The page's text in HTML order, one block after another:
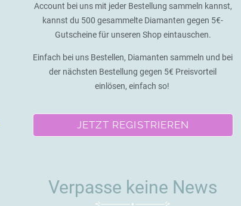
Account bei uns mit jeder Bestellung sammeln kannst,
kannst du 500 gesammelte Diamanten gegen 5€-
Gutscheine für unseren Shop eintauschen.
Einfach bei uns Bestellen, Diamanten sammeln und bei
der nächsten Bestellung gegen 5€ Preisvorteil
einlösen, einfach so!
JETZT REGISTRIEREN
Verpasse keine News